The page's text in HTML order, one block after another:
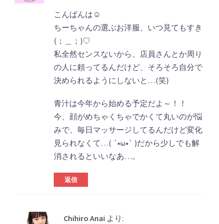
こんばんは☺︎
ちーちゃんの選ぶお洋服、いつ見てもすき
(；＿；)♡
私全然センスないから、店員さんとか周り
の人に頼ってるんだけど、そろそろ自分で
決められるようにしないと…(笑)
青汁は今年から始める予定だよ～！！
今、顔がめちゃくちゃでかくて丸いのが悩
みで、毎日マッサージしてるんだけど変化
見られなくて…( ´•ω•` )だから少しでも解
消されるといいなあ…。
返信
Chihiro Anai より: